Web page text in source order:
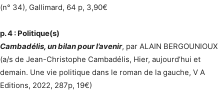
(n° 34), Gallimard, 64 p, 3,90€
p. 4 : Politique(s)
Cambadélis, un bilan pour l’avenir, par ALAIN BERGOUNIOUX
(a/s de Jean-Christophe Cambadélis, Hier, aujourd’hui et
demain. Une vie politique dans le roman de la gauche, V A
Editions, 2022, 287p, 19€)